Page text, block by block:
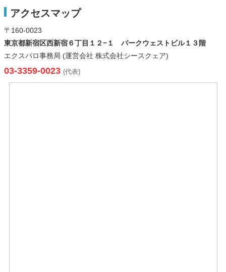
アクセスマップ
〒160-0023
東京都新宿区西新宿６丁目１２−１ パークウェストビル１３階
エクスパロ事務局 (運営会社 株式会社シースクェア)
03-3359-0023 (代表)